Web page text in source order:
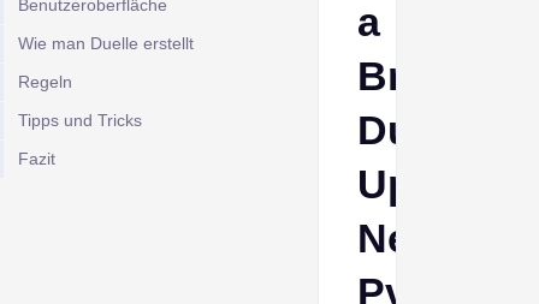
Benutzeroberfläche
Wie man Duelle erstellt
Regeln
Tipps und Tricks
Fazit
a
Brainrot
Duelle
Update:
Neue
PvP-